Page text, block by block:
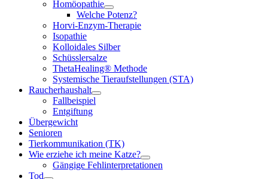
Homöopathie
Welche Potenz?
Horvi-Enzym-Therapie
Isopathie
Kolloidales Silber
Schüsslersalze
ThetaHealing® Methode
Systemische Tieraufstellungen (STA)
Raucherhaushalt
Fallbeispiel
Entgiftung
Übergewicht
Senioren
Tierkommunikation (TK)
Wie erziehe ich meine Katze?
Gängige Fehlinterpretationen
Tod